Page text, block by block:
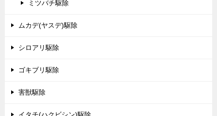
ミツバチ駆除
ムカデ(ヤスデ)駆除
シロアリ駆除
ゴキブリ駆除
害獣駆除